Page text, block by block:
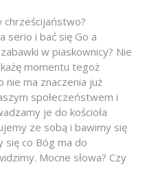
chrześcijaństwo?
serio i bać się Go a
w piaskownicy? Nie
momentu tegoż
nie ma znaczenia już
społeczeństwem i
je do kościoła
ze sobą i bawimy się
się co Bóg ma do
Mocne słowa? Czy